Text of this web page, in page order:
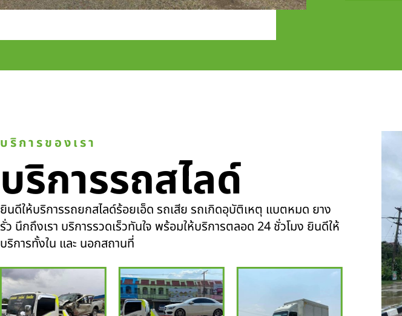
บริการของเรา
บริการรถสไลด์
ยินดีให้บริการรถยกสไลด์ร้อยเอ็ด รถเสีย รถเกิดอุบัติเหตุ แบตหมด ยาง
รั่ว นึกถึงเรา บริการรวดเร็วทันใจ พร้อมให้บริการตลอด 24 ชั่วโมง ยินดีให้
บริการทั้งใน และ นอกสถานที่